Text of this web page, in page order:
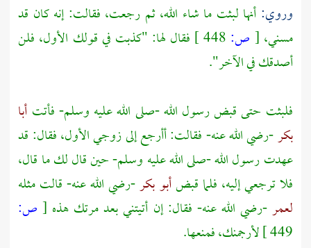
وروي: أنها لبثت ما شاء الله، ثم رجعت، فقالت: إنه كان قد
مسني، [ ص:
فقال لها: "كذبت في قولك الأول، فلن
أصدقك في الآخر".
فلبثت حتى قبض رسول الله -صلى الله عليه وسلم- فأتت أبا
بكر-رضي الله عنه- فقالت: أأرجع إلى زوجي الأول، فقال: قد
عهدت رسول الله -صلى الله عليه وسلم- حين قال لك ما قال،
فلا ترجعي إليه، فلما قبضأبو بكر-رضي الله عنه- قالت مثله
لعمر-رضي الله عنه- فقال: إن أتيتني بعد مرتك هذه [ ص:
449 ] لأرجمنك، فمنعها.